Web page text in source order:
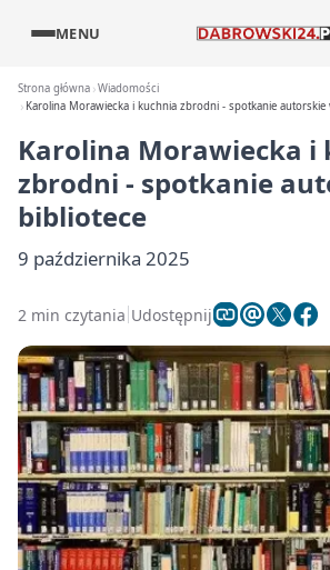
MENU
Strona główna Wiadomości
Karolina Morawiecka i kuchnia zbrodni - spotkanie autorskie
Karolina Morawiecka i
zbrodni - spotkanie
bibliotece
9 października 2025
2 min czytania Udostępnij